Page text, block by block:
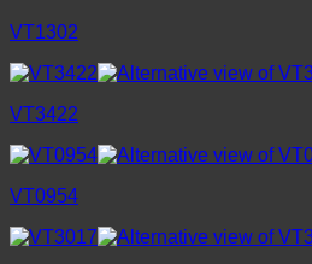
VT1302
VT3422
VT0954